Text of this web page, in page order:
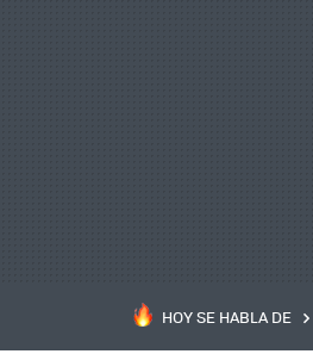
HOY SE HABLA DE